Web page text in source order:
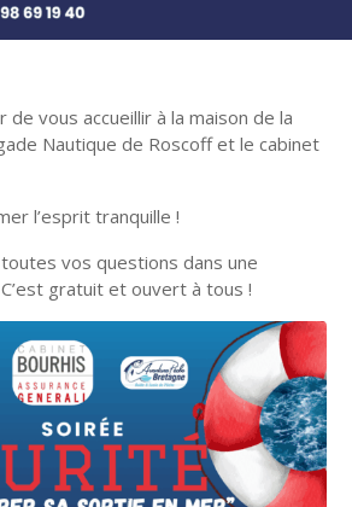
de vous accueillir à la maison de la
Nautique de Roscoff et le cabinet
l’esprit tranquille !
vos questions dans une
gratuit et ouvert à tous !